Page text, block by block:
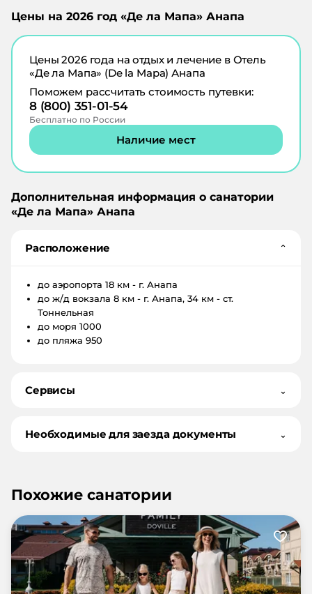
Цены на 2026 год «Де ла Мапа» Анапа
Цены2026года на отдых и лечение в Отель
«Де ла Мапа» (De la Mapa) Анапа
Поможем рассчитать стоимость путевки:
8 (800) 351-01-54
Бесплатно по России
Наличие мест
Дополнительная информация о санатории
«Де ла Мапа» Анапа
Расположение ⌄
до аэропорта 18 км - г. Анапа
до ж/д вокзала 8 км - г. Анапа, 34 км - ст.
Тоннельная
до моря 1000
до пляжа 950
Сервисы ⌄
Необходимые для заезда документы ⌄
Похожие санатории